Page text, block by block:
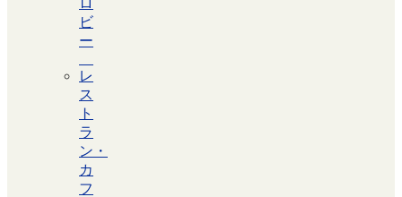
ビ
ー
レ
ス
ト
ラ
ン・
カ
フ